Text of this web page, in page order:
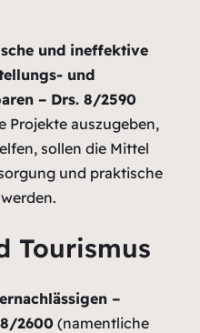
und ineffektive
und
– Drs. 8/2590
Projekte auszugeben,
sollen die Mittel
und praktische
Tourismus
–
2600 (namentliche